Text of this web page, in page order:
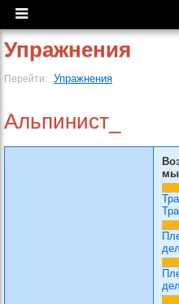
Упражнения
Перейти: Упражнения
Альпинист_